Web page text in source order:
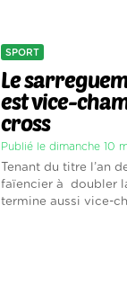
SPORT
Le
est vice-
cross
Publié le dimanche 10
Tenant du titre l’an
faïencier à doubler
termine aussi vice-